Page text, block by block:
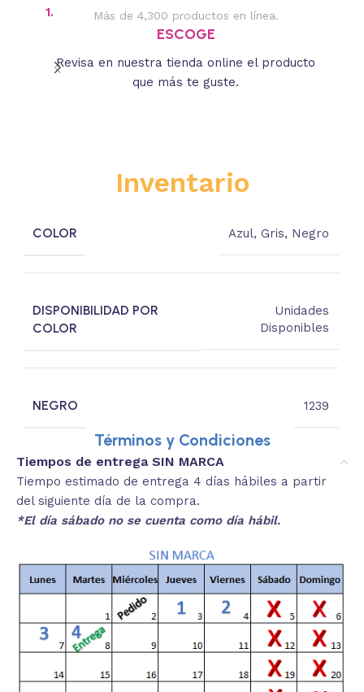
1. Más de 4,300 productos en línea.
ESCOGE
Revisa en nuestra tienda online el producto
que más te guste.
Inventario
COLOR Azul,Gris, Negro
DISPONIBILIDAD POR
COLOR
Unidades
Disponibles
NEGRO 1239
Términos y Condiciones
Tiempos de entrega SIN MARCA
Tiempo estimado de entrega 4 días hábiles a partir
del siguiente día de la compra.
*El día sábado no se cuenta como día hábil.